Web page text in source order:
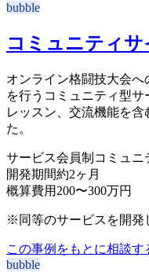
bubble
コミュニティサ
オンライン格闘技大会
を行うコミュニティ型サ
レッスン、交流機能を
た。
サービス会員制コミュニ
開発期間約2ヶ月
概算費用 200〜300万円
※同等のサービスを開発
この事例をもとに相談す
bubble